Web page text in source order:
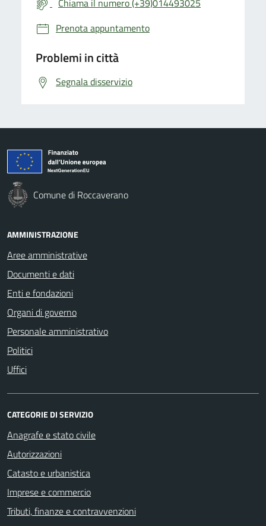
Prenota appuntamento
Problemi in città
Segnala disservizio
Comune di Roccaverano
AMMINISTRAZIONE
Aree amministrative
Documenti e dati
Enti e fondazioni
Organi di governo
Personale amministrativo
Politici
Uffici
CATEGORIE DI SERVIZIO
Anagrafe e stato civile
Autorizzazioni
Catasto e urbanistica
Imprese e commercio
Tributi, finanze e contravvenzioni